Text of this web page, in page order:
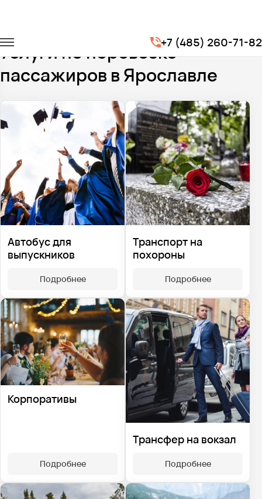
+7 (485) 260-71-82
Услуги по перевозке
пассажиров в Ярославле
Автобус для
выпускников
Подробнее
Транспорт на
похороны
Подробнее
Корпоративы
Подробнее
Трансфер на вокзал
Подробнее